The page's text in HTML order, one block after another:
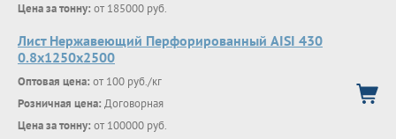
Цена за тонну: от 185000 руб.
Лист Нержавеющий Перфорированный AISI 430
0.8х1250х2500
Оптовая цена: от 100 руб./кг
Розничная цена: Договорная
Цена за тонну: от 100000 руб.